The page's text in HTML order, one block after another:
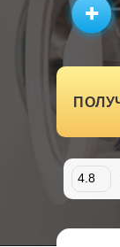
4.8